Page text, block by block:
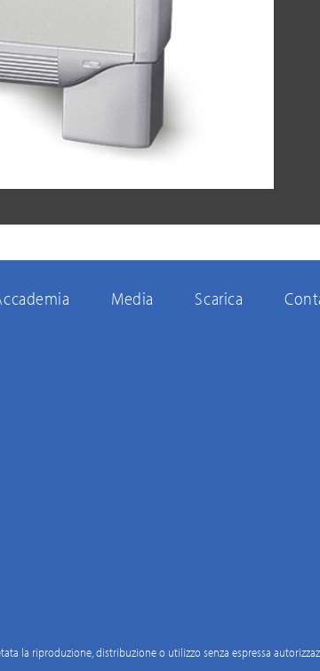
Media Scarica
la riproduzione, distribuzione o utilizzo senza espressa